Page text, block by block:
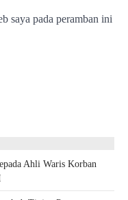
saya pada peramban ini
Ahli Waris Korban